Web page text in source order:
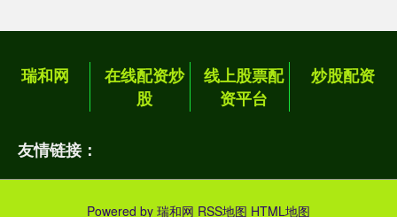
瑞和网
在线配资炒
股
线上股票配
资平台
炒股配资
友情链接：
Powered by 瑞和网 RSS地图 HTML地图